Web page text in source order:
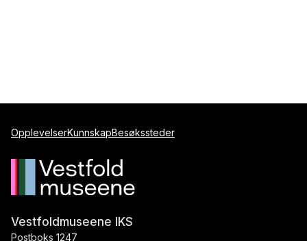
OpplevelserKunnskapBesøkssteder
Vestfoldmuseene IKS
Postboks 1247